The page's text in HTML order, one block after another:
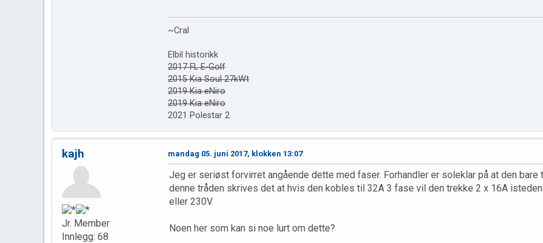
~Cral
Elbil historikk
2017 FL E-Golf
2015 Kia Soul 27kWt
2019 Kia eNiro
2019 Kia eNiro
2021 Polestar 2
kajh
Jr. Member
Innlegg: 68
mandag 05. juni 2017, klokken 13:07
Jeg er seriøst forvirret angående dette med faser. Forhandler er soleklar på at den
denne tråden skrives det at hvis den kobles til 32A 3 fase vil den trekke 2 x 16A
eller 230V.
Noen her som kan si noe lurt om dette?